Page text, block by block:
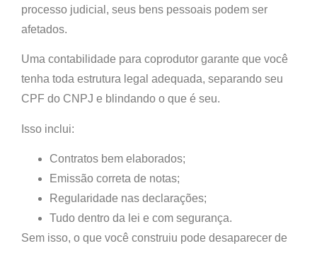
processo judicial, seus bens pessoais podem ser
afetados.
Uma contabilidade para coprodutor garante que você
tenha toda estrutura legal adequada, separando seu
CPF do CNPJ e blindando o que é seu.
Isso inclui:
Contratos bem elaborados;
Emissão correta de notas;
Regularidade nas declarações;
Tudo dentro da lei e com segurança.
Sem isso, o que você construiu pode desaparecer de